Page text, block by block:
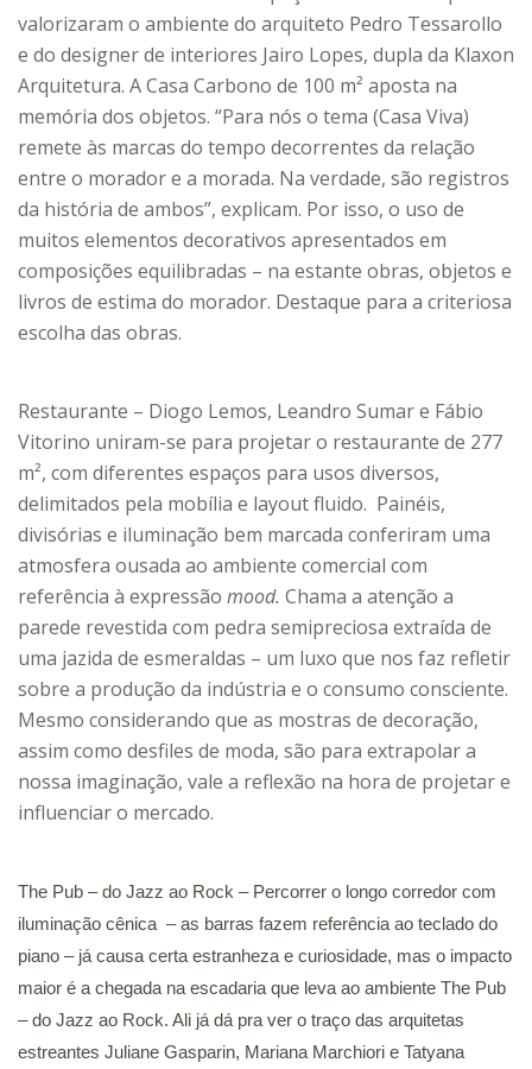
valorizaram o ambiente do arquiteto Pedro Tessarollo
e do designer de interiores Jairo Lopes, dupla da Klaxon
Arquitetura. A Casa Carbono de 100 m² aposta na
memória dos objetos. “Para nós o tema (Casa Viva)
remete às marcas do tempo decorrentes da relação
entre o morador e a morada. Na verdade, são registros
da história de ambos”, explicam. Por isso, o uso de
muitos elementos decorativos apresentados em
composições equilibradas – na estante obras, objetos e
livros de estima do morador. Destaque para a criteriosa
escolha das obras.
Restaurante – Diogo Lemos, Leandro Sumar e Fábio
Vitorino uniram-se para projetar o restaurante de 277
m², com diferentes espaços para usos diversos,
delimitados pela mobília e layout fluido. Painéis,
divisórias e iluminação bem marcada conferiram uma
atmosfera ousada ao ambiente comercial com
referência à expressão mood. Chama a atenção a
parede revestida com pedra semipreciosa extraída de
uma jazida de esmeraldas – um luxo que nos faz refletir
sobre a produção da indústria e o consumo consciente.
Mesmo considerando que as mostras de decoração,
assim como desfiles de moda, são para extrapolar a
nossa imaginação, vale a reflexão na hora de projetar e
influenciar o mercado.
The Pub – do Jazz ao Rock – Percorrer o longo corredor com
iluminação cênica – as barras fazem referência ao teclado do
piano – já causa certa estranheza e curiosidade, mas o impacto
maior é a chegada na escadaria que leva ao ambiente The Pub
– do Jazz ao Rock. Ali já dá pra ver o traço das arquitetas
estreantes Juliane Gasparin, Mariana Marchiori e Tatyana